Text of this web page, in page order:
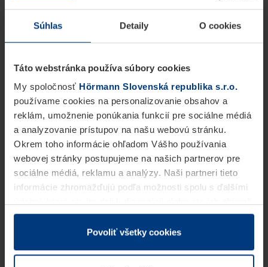
Súhlas Detaily O cookies
Táto webstránka používa súbory cookies
My spoločnosť Hörmann Slovenská republika s.r.o.
používame cookies na personalizovanie obsahov a
reklám, umožnenie ponúkania funkcií pre sociálne médiá
a analyzovanie prístupov na našu webovú stránku.
Okrem toho informácie ohľadom Vášho používania
webovej stránky postupujeme na našich partnerov pre
sociálne médiá, reklamu a analýzy. Naši partneri tieto
informácie zhromažďujú podľa možnosti spolu s ďalšími
v rámci Vášho využívania služieb.
Z právneho hľadiska môžeme cookies ukladať na Vašom
prevádzku tejto stránky. Pre všetky ostatné typy cookie
Povoliť všetky cookies